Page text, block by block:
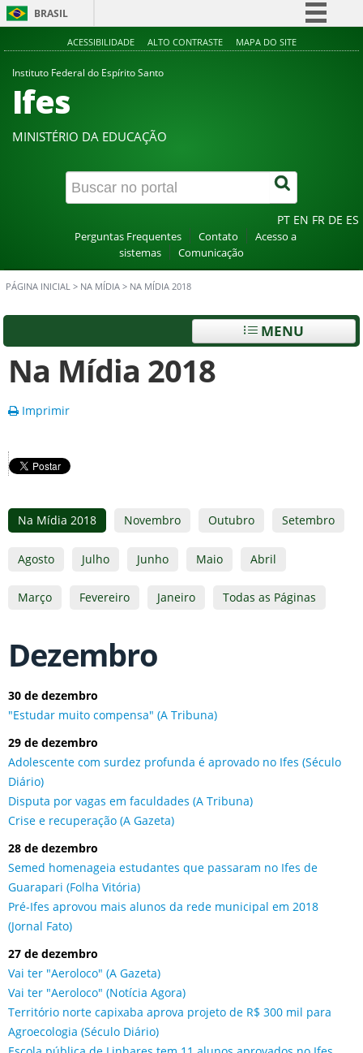
BRASIL
Simplifique!
Canais
ACESSIBILIDADE ALTO CONTRASTE MAPA DO SITE
Instituto Federal do Espírito Santo
Ifes
MINISTÉRIO DA EDUCAÇÃO
PT EN FR DE ES
Perguntas Frequentes Contato
Acesso a
sistemas
Comunicação
PÁGINA INICIAL > NA MÍDIA > NA MÍDIA 2018
MENU
Na Mídia 2018
Imprimir
Na Mídia 2018 Novembro Outubro Setembro
Agosto Julho Junho Maio Abril
Março Fevereiro Janeiro Todas as Páginas
Dezembro
30 de dezembro
"Estudar muito compensa" (A Tribuna)
29 de dezembro
Adolescente com surdez profunda é aprovado no Ifes (Século
Diário)
Disputa por vagas em faculdades (A Tribuna)
Crise e recuperação (A Gazeta)
28 de dezembro
Semed homenageia estudantes que passaram no Ifes de
Guarapari (Folha Vitória)
Pré-Ifes aprovou mais alunos da rede municipal em 2018
(Jornal Fato)
27 de dezembro
Vai ter "Aeroloco" (A Gazeta)
Vai ter "Aeroloco" (Notícia Agora)
Território norte capixaba aprova projeto de R$ 300 mil para
Agroecologia (Século Diário)